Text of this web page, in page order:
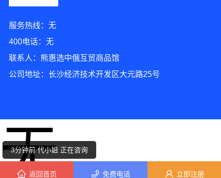
服务热线：无
400电话：无
联系人：熊惠选中俄互贸商品馆
公司地址：长沙经济技术开发区大元路25号
3分钟前 代小姐 正在咨询
1分钟前 马先生 正在咨询
返回首页 免费电话 立即注册
无